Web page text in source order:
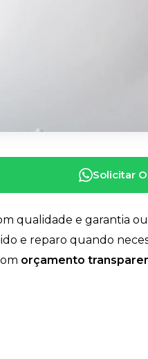
Solicitar
qualidade e garantia ou
e reparo quando
orçamento